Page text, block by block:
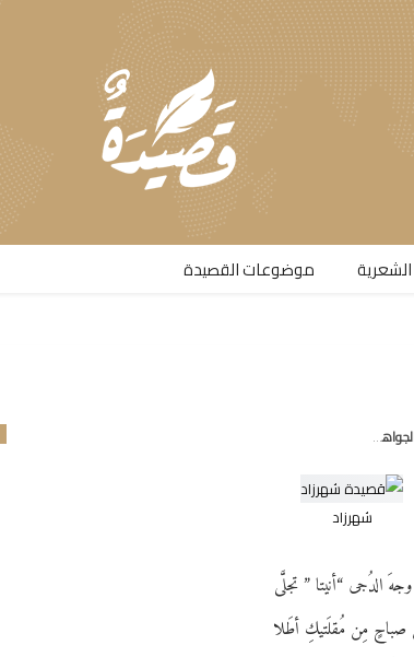
موضوعات القصيدة​
شهرزاد
الدُجى “أنيتا ” تجلَّى
مِن مُقلَتيكِ أطَلا